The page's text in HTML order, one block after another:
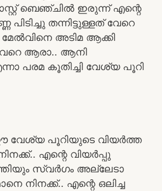
ബെഞ്ചിൽ ഇരുന്ന് എന്റെ
തന്നിട്ടുള്ളത് വേറെ
അടിമ ആക്കി
വേറെ ആരാ.. ആനി
പരമ കൂതിച്ചി വേശ്യ പൂറി
ഈ വേശ്യ പൂറിയുടെ വിയർത്ത
എന്റെ വിയർപ്പു
സ്വർഗം അല്ലേടാ
നിനക്ക്.. എന്റെ ഒലിച്ച